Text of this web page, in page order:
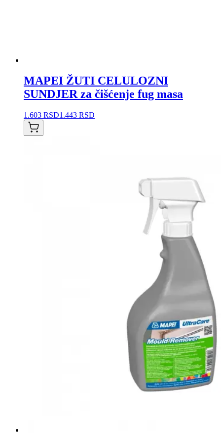
MAPEI ŽUTI CELULOZNI
SUNDJER za čišćenje fug masa
1.603 RSD1.443 RSD